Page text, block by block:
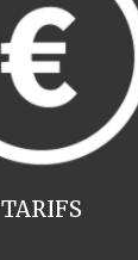
TARIFS